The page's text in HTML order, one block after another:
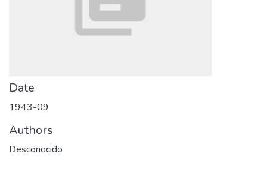
Date
1943-09
Authors
Desconocido